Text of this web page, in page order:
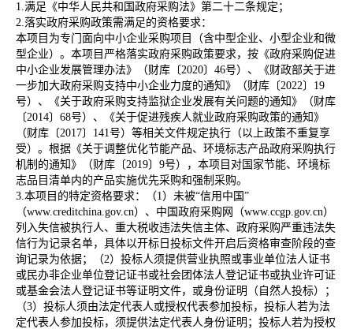
1.满足《中华人民共和国政府采购法》第二十二条规定；
2.落实政府采购政策需满足的资格要求：
本项目为专门面向中小企业采购项目（含中型企业、小型企业和微
型企业）。本项目严格落实政府采购政策要求，按《政府采购促进
中小企业发展管理办法》（财库〔2020〕46号）、《财政部关于进
一步加大政府采购支持中小企业力度的通知》（财库〔2022〕19
号）、《关于政府采购支持监狱企业发展有关问题的通知》
（财库
〔2014〕68号）、《关于促进残疾人就业政府采购政策的通知》
（财库〔2017〕141号） 等相关文件规定执行（以上政策不重复享
受）。根据《关于调整优化节能产品、环境标志产品政府采购执行
机制的通知》（财库〔2019〕9号），本项目对国家节能、环境标
志品目清单内的产品实施优先采购和强制采购。
3.本项目的特定资格要求：（1）未被“信用中国”
（www.creditchina.gov.cn）、中国政府采购网（www.ccgp.gov.cn）
列入失信被执行人、重大税收违法失信主体、政府采购严重违法失
信行为记录名单，具体以开标日投标文件开启后资格审查阶段的查
询记录为依据；（2）投标人须提供营业执照或事业单位法人证书
或民办非企业单位登记证书或社会团体法人登记证书或执业许可证
或基金会法人登记证书等证明文件，或身份证明（自然人投标）；
（3）投标人须由法定代表人或授权代表参加投标，投标人若为法
定代表人参加投标，须提供法定代表人身份证明；投标人若为授权